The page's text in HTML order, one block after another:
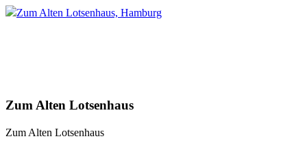
Zum Alten Lotsenhaus
Zum Alten Lotsenhaus